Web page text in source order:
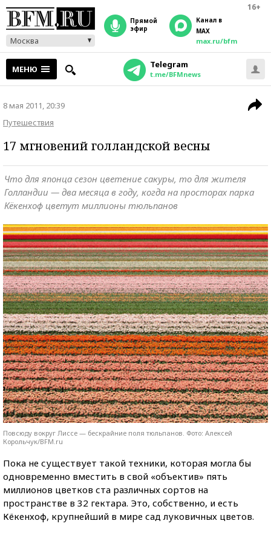
16+
Москва
прямой
эфир
Канал в
MAX
max.ru/bfm
МЕНЮ Telegram
t.me/BFMnews
8 мая 2011, 20:39
Путешествия
17 мгновений голландской весны
Что для японца сезон цветение сакуры, то для жителя
Голландии — два месяца в году, когда на просторах парка
Кёкенхоф цветут миллионы тюльпанов
Повсюду вокруг Лиссе — бескрайние поля тюльпанов. Фото: Алексей
Корольчук/BFM.ru
Пока не существует такой техники, которая могла бы
одновременно вместить в свой «объектив» пять
миллионов цветков ста различных сортов на
пространстве в 32 гектара. Это, собственно, и есть
Кёкенхоф, крупнейший в мире сад луковичных цветов.